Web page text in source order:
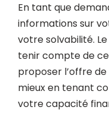
En tant que
informations sur
votre solvabilité.
tenir compte de
proposer l’offre
mieux en tenant
votre capacité